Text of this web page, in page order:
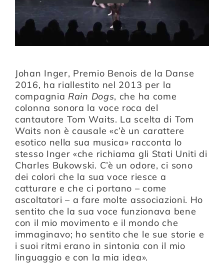
Johan Inger, Premio Benois de la Danse
2016, ha riallestito nel 2013 per la
compagnia Rain Dogs, che ha come
colonna sonora la voce roca del
cantautore Tom Waits. La scelta di Tom
Waits non è causale «c’è un carattere
esotico nella sua musica» racconta lo
stesso Inger «che richiama gli Stati Uniti di
Charles Bukowski. C’è un odore, ci sono
dei colori che la sua voce riesce a
catturare e che ci portano – come
ascoltatori – a fare molte associazioni. Ho
sentito che la sua voce funzionava bene
con il mio movimento e il mondo che
immaginavo; ho sentito che le sue storie e
i suoi ritmi erano in sintonia con il mio
linguaggio e con la mia idea».